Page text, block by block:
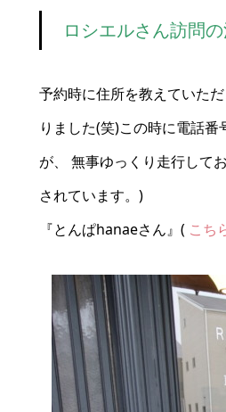
ロシエルさん訪問の
予約時に住所を教えていた
りました(笑)この時に電話
が、 無事ゆっくり走行して
されています。)
『とんぱhanaeさん』( こち